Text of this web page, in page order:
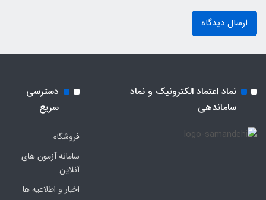
ارسال دیدگاه
نماد اعتماد الکترونیک و نماد
ساماندهی
دسترسی
سریع
فروشگاه
سامانه آزمون های
آنلاین
اخبار و اطلاعیه ها